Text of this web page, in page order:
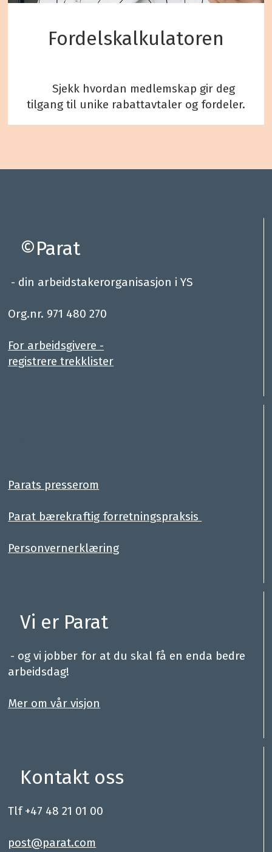
Fordelskalkulatoren
Sjekk hvordan medlemskap gir deg
tilgang til unike rabattavtaler og fordeler.
©Parat
- din arbeidstakerorganisasjon i YS
Org.nr. 971 480 270
For arbeidsgivere -
registrere trekklister
Parats presserom
Parat bærekraftig forretningspraksis
Personvernerklæring
Vi er Parat
- og vi jobber for at du skal få en enda bedre
arbeidsdag!
Mer om vår visjon
Kontakt oss
Tlf +47 48 21 01 00
post@parat.com